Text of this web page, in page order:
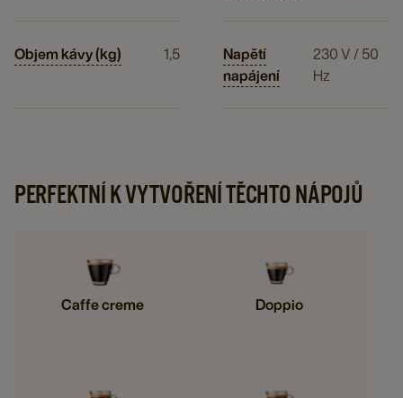
Objem kávy (kg) 1,5
Napětí
napájení
230 V / 50
Hz
PERFEKTNÍ K VYTVOŘENÍ TĚCHTO NÁPOJŮ
Caffe creme Doppio